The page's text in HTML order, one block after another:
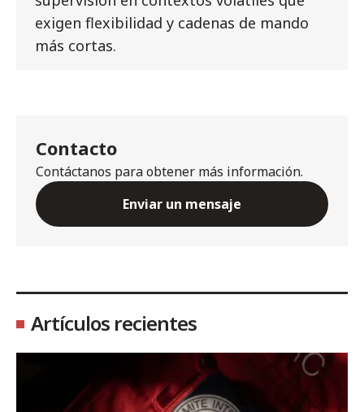
exigen flexibilidad y cadenas de mando
más cortas.
Contacto
Contáctanos para obtener más información.
Enviar un mensaje
Artículos recientes